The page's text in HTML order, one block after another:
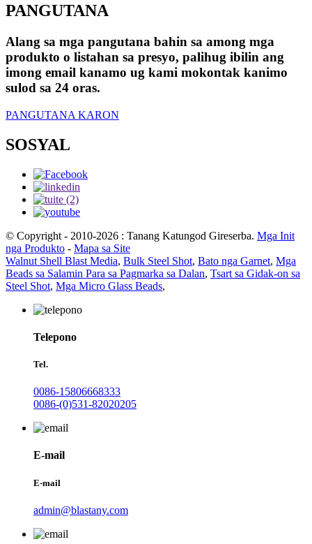
PANGUTANA
Alang sa mga pangutana bahin sa among mga
produkto o listahan sa presyo, palihug ibilin ang
imong email kanamo ug kami mokontak kanimo
sulod sa 24 oras.
PANGUTANA KARON
SOSYAL
© Copyright - 2010-2026 : Tanang Katungod Gireserba. Mga Init
nga Produkto - Mapa sa Site
Walnut Shell Blast Media, Bulk Steel Shot, Bato nga Garnet, Mga
Beads sa Salamin Para sa Pagmarka sa Dalan, Tsart sa Gidak-on sa
Steel Shot, Mga Micro Glass Beads,
Telepono
Tel.
0086-15806668333
0086-(0)531-82020205
E-mail
E-mail
admin@blastany.com